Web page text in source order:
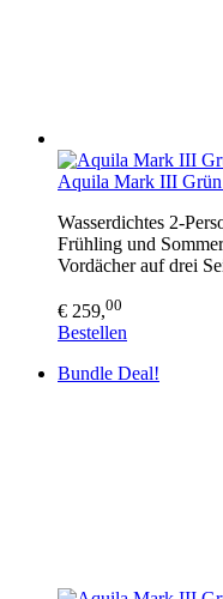
Aquila Mark III Grün
Wasserdichtes 2-
Frühling und
Vordächer auf drei
€ 259,00
Bestellen
Bundle Deal!